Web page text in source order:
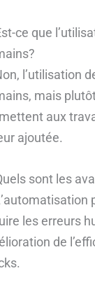
ce que
l’utilisation
mais
aux
ajoutée.
sont les
les erreurs
de